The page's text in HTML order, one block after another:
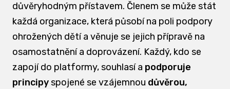
důvěryhodným přístavem. Členem se může stát
každá organizace, která působí na poli podpory
ohrožených dětí a věnuje se jejich přípravě na
osamostatnění a doprovázení. Každý, kdo se
zapojí do platformy, souhlasí a podporuje
principyspojené se vzájemnou důvěrou,